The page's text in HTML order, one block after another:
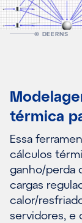
© DEERNS
térmica
Essa
cálculos
ganho/perda
cargas
calor/
servidores, e